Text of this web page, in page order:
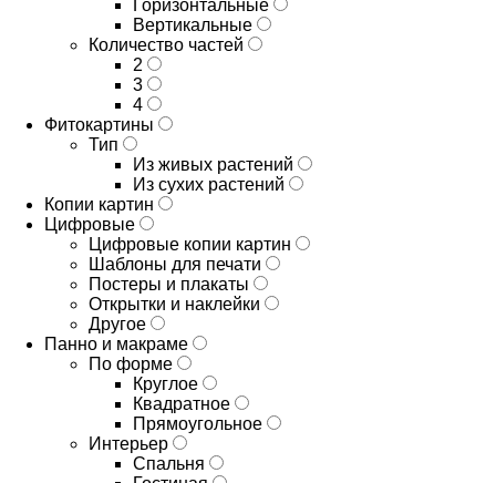
Горизонтальные
Вертикальные
Количество частей
2
3
4
Фитокартины
Тип
Из живых растений
Из сухих растений
Копии картин
Цифровые
Цифровые копии картин
Шаблоны для печати
Постеры и плакаты
Открытки и наклейки
Другое
Панно и макраме
По форме
Круглое
Квадратное
Прямоугольное
Интерьер
Спальня